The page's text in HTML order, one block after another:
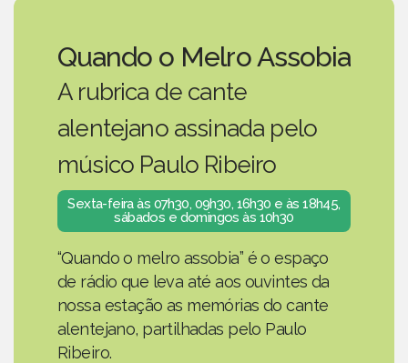
Quando o Melro Assobia
A rubrica de cante
alentejano assinada pelo
músico Paulo Ribeiro
Sexta-feira às 07h30, 09h30, 16h30 e às 18h45,
sábados e domingos às 10h30
“Quando o melro assobia” é o espaço
de rádio que leva até aos ouvintes da
nossa estação as memórias do cante
alentejano, partilhadas pelo Paulo
Ribeiro.